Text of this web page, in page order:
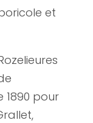
et
1890 pour